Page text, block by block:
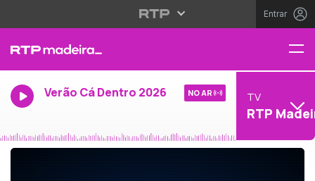
Entrar
Verão Cá Dentro 2026 NO AR TV
RTP